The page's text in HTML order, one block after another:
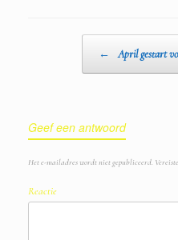
← April gestart
Geef een antwoord
Het e-mailadres wordt niet gepubliceerd.
Reactie